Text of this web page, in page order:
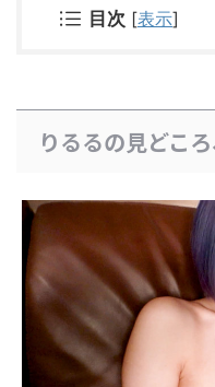
目次 [表示]
りるるの見どこ